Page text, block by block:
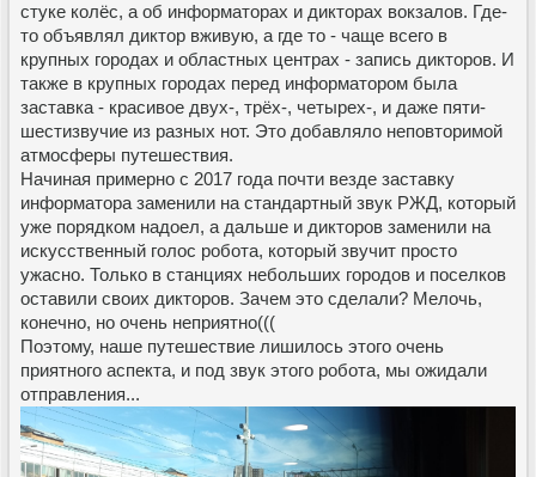
стуке колёс, а об информаторах и дикторах вокзалов. Где-
то объявлял диктор вживую, а где то - чаще всего в
крупных городах и областных центрах - запись дикторов. И
также в крупных городах перед информатором была
заставка - красивое двух-, трёх-, четырех-, и даже пяти-
шестизвучие из разных нот. Это добавляло неповторимой
атмосферы путешествия.
Начиная примерно с 2017 года почти везде заставку
информатора заменили на стандартный звук РЖД, который
уже порядком надоел, а дальше и дикторов заменили на
искусственный голос робота, который звучит просто
ужасно. Только в станциях небольших городов и поселков
оставили своих дикторов. Зачем это сделали? Мелочь,
конечно, но очень неприятно(((
Поэтому, наше путешествие лишилось этого очень
приятного аспекта, и под звук этого робота, мы ожидали
отправления...